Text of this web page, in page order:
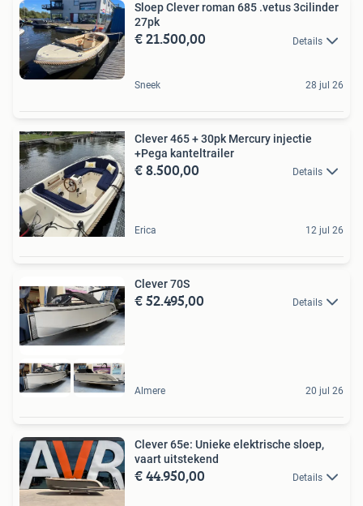
Sloep Clever roman 685 .vetus 3cilinder
27pk
€ 21.500,00 Details
Sneek 28 jul 26
Clever 465 + 30pk Mercury injectie
+Pega kanteltrailer
€ 8.500,00 Details
Erica 12 jul 26
Clever 70S
€ 52.495,00 Details
Almere 20 jul 26
Clever 65e: Unieke elektrische sloep,
vaart uitstekend
€ 44.950,00 Details